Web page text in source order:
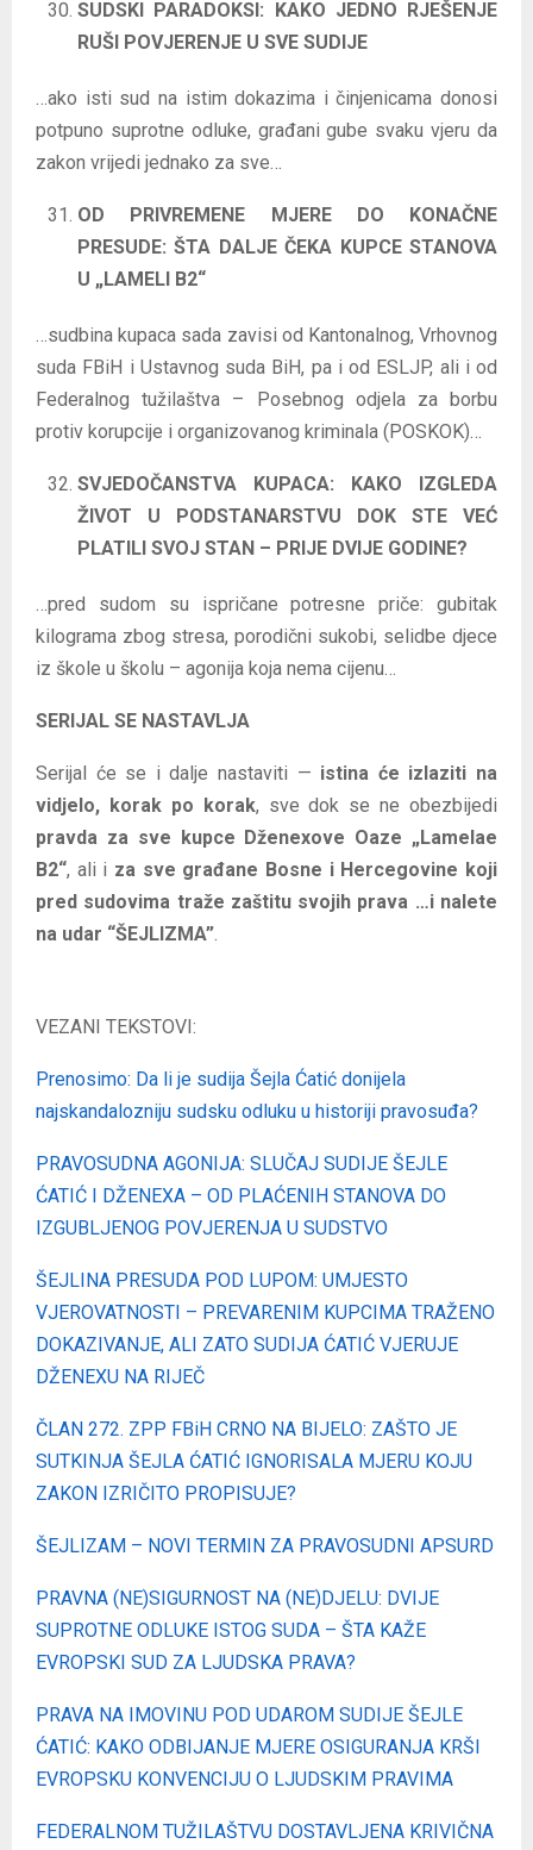
SUDSKI PARADOKSI: KAKO JEDNO RJEŠENJE
RUŠI POVJERENJE U SVE SUDIJE
…ako isti sud na istim dokazima i činjenicama donosi
potpuno suprotne odluke, građani gube svaku vjeru da
zakon vrijedi jednako za sve…
OD PRIVREMENE MJERE DO KONAČNE
PRESUDE: ŠTA DALJE ČEKA KUPCE STANOVA
U „LAMELI B2“
…sudbina kupaca sada zavisi od Kantonalnog, Vrhovnog
suda FBiH i Ustavnog suda BiH, pa i od ESLJP, ali i od
Federalnog tužilaštva – Posebnog odjela za borbu
protiv korupcije i organizovanog kriminala (POSKOK)…
SVJEDOČANSTVA KUPACA: KAKO IZGLEDA
ŽIVOT U PODSTANARSTVU DOK STE VEĆ
PLATILI SVOJ STAN – PRIJE DVIJE GODINE?
…pred sudom su ispričane potresne priče: gubitak
kilograma zbog stresa, porodični sukobi, selidbe djece
iz škole u školu – agonija koja nema cijenu…
SERIJAL SE NASTAVLJA
Serijal će se i dalje nastaviti — istina će izlaziti na
vidjelo, korak po korak, sve dok se ne obezbijedi
pravda za sve kupce Dženexove Oaze „Lamelae
B2“, ali i za sve građane Bosne i Hercegovine koji
pred sudovima traže zaštitu svojih prava …i nalete
na udar “ŠEJLIZMA”
VEZANI TEKSTOVI:
Prenosimo: Da li je sudija Šejla Ćatić donijela
najskandalozniju sudsku odluku u historiji pravosuđa?
PRAVOSUDNA AGONIJA: SLUČAJ SUDIJE ŠEJLE
ĆATIĆ I DŽENEXA – OD PLAĆENIH STANOVA DO
IZGUBLJENOG POVJERENJA U SUDSTVO
ŠEJLINA PRESUDA POD LUPOM: UMJESTO
VJEROVATNOSTI – PREVARENIM KUPCIMA TRAŽENO
DOKAZIVANJE, ALI ZATO SUDIJA ĆATIĆ VJERUJE
DŽENEXU NA RIJEČ
ČLAN 272. ZPP FBiH CRNO NA BIJELO: ZAŠTO JE
SUTKINJA ŠEJLA ĆATIĆ IGNORISALA MJERU KOJU
ZAKON IZRIČITO PROPISUJE?
ŠEJLIZAM – NOVI TERMIN ZA PRAVOSUDNI APSURD
PRAVNA (NE)SIGURNOST NA (NE)DJELU: DVIJE
SUPROTNE ODLUKE ISTOG SUDA – ŠTA KAŽE
EVROPSKI SUD ZA LJUDSKA PRAVA?
PRAVA NA IMOVINU POD UDAROM SUDIJE ŠEJLE
ĆATIĆ: KAKO ODBIJANJE MJERE OSIGURANJA KRŠI
EVROPSKU KONVENCIJU O LJUDSKIM PRAVIMA
FEDERALNOM TUŽILAŠTVU DOSTAVLJENA KRIVIČNA